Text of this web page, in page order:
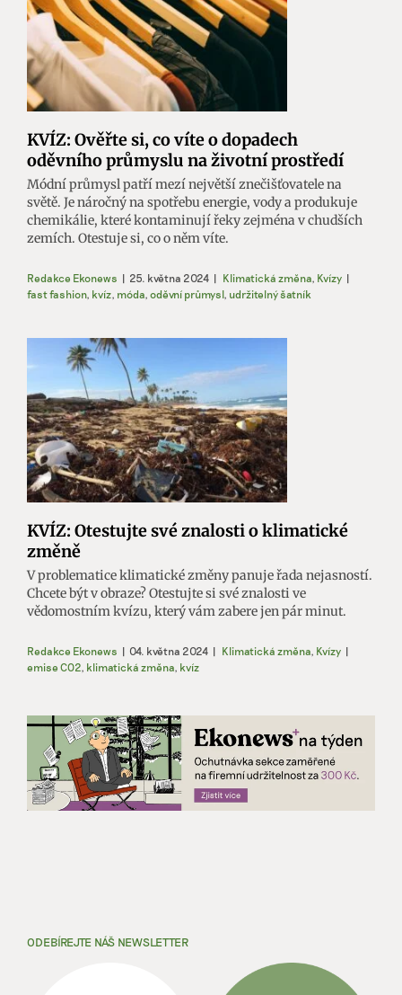
KVÍZ: Ověřte si, co víte o dopadech
oděvního průmyslu na životní prostředí
Módní průmysl patří mezí největší znečišťovatele na
světě. Je náročný na spotřebu energie, vody a produkuje
chemikálie, které kontaminují řeky zejména v chudších
zemích. Otestuje si, co o něm víte.
Redakce Ekonews | 25. května 2024 | Klimatická změna, Kvízy |
fast fashion, kvíz, móda, oděvní průmysl, udržitelný šatník
KVÍZ: Otestujte své znalosti o klimatické
změně
V problematice klimatické změny panuje řada nejasností.
Chcete být v obraze? Otestujte si své znalosti ve
vědomostním kvízu, který vám zabere jen pár minut.
Redakce Ekonews | 04. května 2024 | Klimatická změna, Kvízy |
emise CO2, klimatická změna, kvíz
ODEBÍREJTE NÁŠ NEWSLETTER